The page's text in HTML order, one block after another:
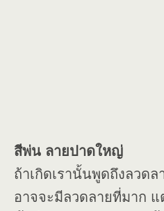
สีพ่น ลายปาดใหญ่
ถ้าเกิดเรานั้นพูดถึงลวด
อาจจะมีลวดลายที่มาก แ